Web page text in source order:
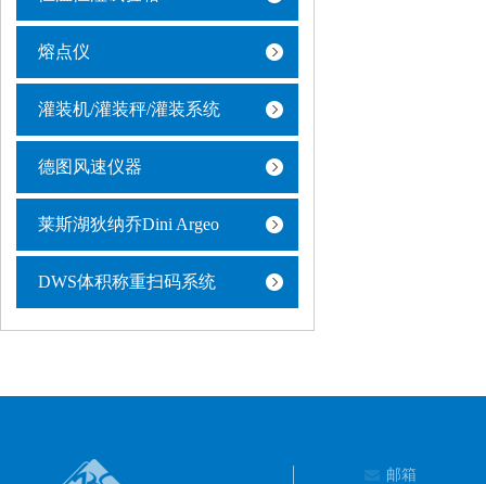
熔点仪
灌装机/灌装秤/灌装系统
德图风速仪器
莱斯湖狄纳乔Dini Argeo
DWS体积称重扫码系统
邮箱